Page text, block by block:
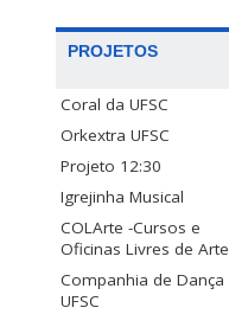
PROJETOS
Coral da UFSC
Orkextra UFSC
Projeto 12:30
Igrejinha Musical
COLArte -Cursos e
Oficinas Livres de Arte
Companhia de Dança
UFSC